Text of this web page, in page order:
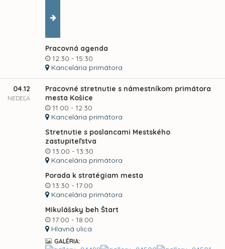
Pracovná agenda
12:30 - 15:30
Kancelária primátora
04.12
NEDEĽA
Pracovné stretnutie s námestníkom primátora
mesta Košice
11:00 - 12:30
Kancelária primátora
Stretnutie s poslancami Mestského
zastupiteľstva
13:00 - 13:30
Kancelária primátora
Porada k stratégiam mesta
13:30 - 17:00
Kancelária primátora
Mikulášsky beh Štart
17:00 - 18:00
Hlavná ulica
GALÉRIA: